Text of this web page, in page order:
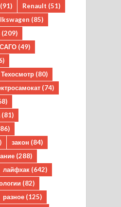
(91) Renault (51)
(85)
(209)
(49)
Техосмотр (80)
(74)
(81)
закон (84)
(288)
лайфхак (642)
(82)
разное (125)